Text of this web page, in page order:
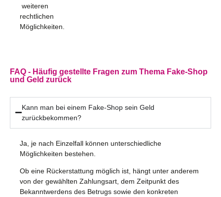
weiteren
rechtlichen
Möglichkeiten.
FAQ - Häufig gestellte Fragen zum Thema Fake-Shop
und Geld zurück
Kann man bei einem Fake-Shop sein Geld
zurückbekommen?
Ja, je nach Einzelfall können unterschiedliche
Möglichkeiten bestehen.
Ob eine Rückerstattung möglich ist, hängt unter anderem
von der gewählten Zahlungsart, dem Zeitpunkt des
Bekanntwerdens des Betrugs sowie den konkreten